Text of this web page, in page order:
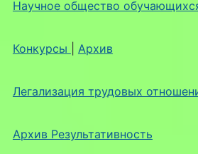
Научное общество
Конкурсы Архив
Легализация трудовых
Архив Результативность